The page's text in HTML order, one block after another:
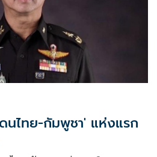
นไทย-กัมพูชา' แห่งแรก